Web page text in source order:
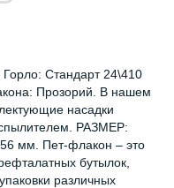
Стандарт 24\410
Прозорий. В нашем
насадки
РАЗМЕР:
мм. Пет-флакон – это
бутылок,
различных